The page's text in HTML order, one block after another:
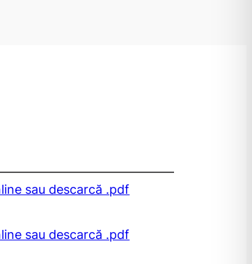
sau descarcă .pdf
sau descarcă .pdf